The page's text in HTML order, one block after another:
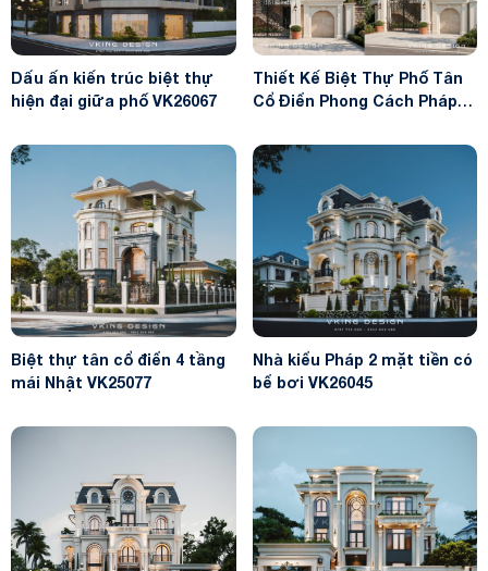
Dấu ấn kiến trúc biệt thự
hiện đại giữa phố VK26067
Thiết Kế Biệt Thự Phố Tân
Cổ Điển Phong Cách Pháp
Biệt thự tân cổ điển 4 tầng
mái Nhật VK25077
Nhà kiểu Pháp 2 mặt tiền có
bể bơi VK26045